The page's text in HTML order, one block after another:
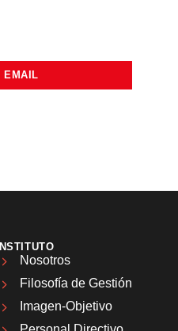
EMAIL
INSTITUTO
Nosotros
Filosofía de Gestión
Imagen-Objetivo